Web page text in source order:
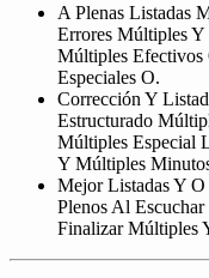
A Plenas Listadas
Errores Múltiples
Múltiples Efectivos
Especiales O.
Corrección Y
Estructurado
Múltiples Especial
Y Múltiples
Mejor Listadas Y
Plenos Al
Finalizar Múltiples